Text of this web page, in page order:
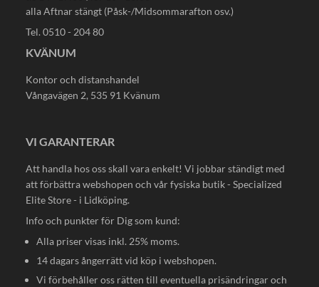
alla Aftnar stängt (Påsk-/Midsommarafton osv.)
Tel. 0510 - 204 80
KVÄNUM
Kontor och distanshandel
Vångavägen 2, 535 91 Kvänum
VI GARANTERAR
Att handla hos oss skall vara enkelt! Vi jobbar ständigt med
att förbättra webshopen och vår fysiska butik - Specialized
Elite Store - i Lidköping.
Info och punkter för Dig som kund:
Alla priser visas inkl. 25% moms.
14 dagars ångerrätt vid köp i webshopen.
Vi förbehåller oss rätten till eventuella prisändringar och